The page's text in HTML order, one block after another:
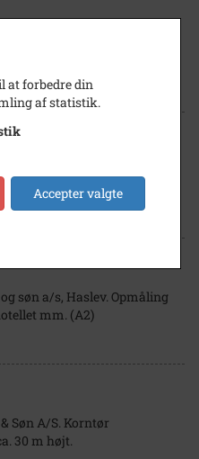
rejselade, 1950.
søn a/s, Haslev. Opmåling
mm. (A2)
Søn A/S. Korntør
30 m højt.
at forbedre din
af statistik.
Accepter valgte